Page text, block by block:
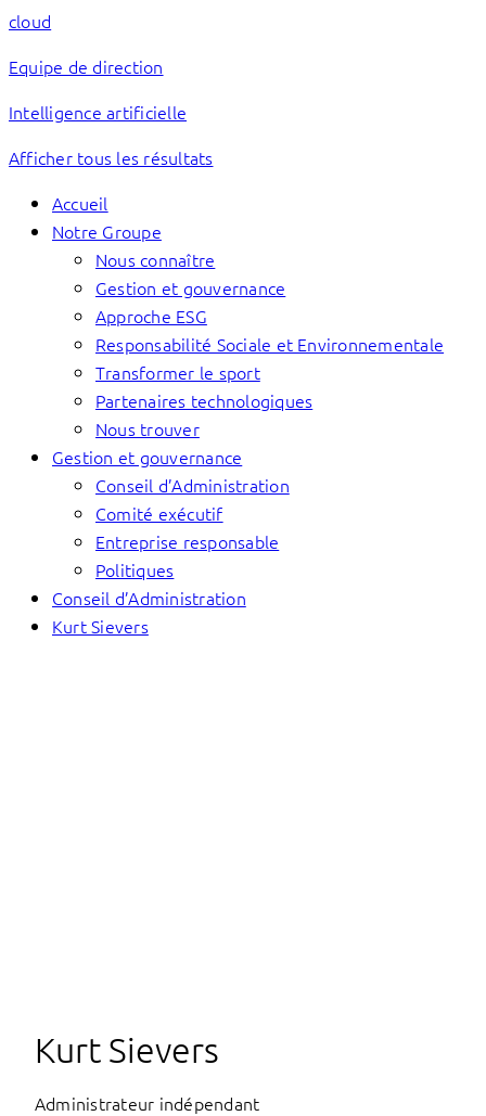
cloud
Equipe de direction
Intelligence artificielle
Afficher tous les résultats
Accueil
Notre Groupe
Nous connaître
Gestion et gouvernance
Approche ESG
Responsabilité Sociale et Environnementale
Transformer le sport
Partenaires technologiques
Nous trouver
Gestion et gouvernance
Conseil d’Administration
Comité exécutif
Entreprise responsable
Politiques
Conseil d’Administration
Kurt Sievers
Kurt Sievers
Administrateur indépendant